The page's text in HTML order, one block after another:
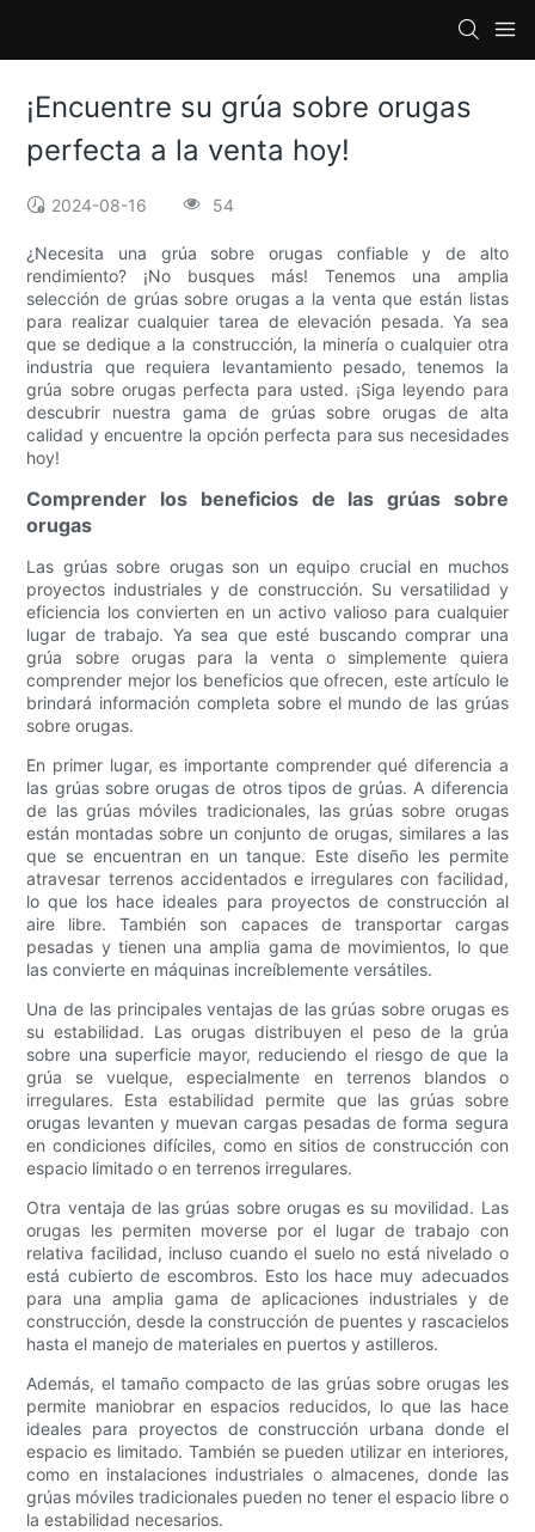
¡Encuentre su grúa sobre orugas
perfecta a la venta hoy!
2024-08-16 54
¿Necesita una grúa sobre orugas confiable y de alto
rendimiento? ¡No busques más! Tenemos una amplia
selección de grúas sobre orugas a la venta que están listas
para realizar cualquier tarea de elevación pesada. Ya sea
que se dedique a la construcción, la minería o cualquier otra
industria que requiera levantamiento pesado, tenemos la
grúa sobre orugas perfecta para usted. ¡Siga leyendo para
descubrir nuestra gama de grúas sobre orugas de alta
calidad y encuentre la opción perfecta para sus necesidades
hoy!
Comprender los beneficios de las grúas sobre
orugas
Las grúas sobre orugas son un equipo crucial en muchos
proyectos industriales y de construcción. Su versatilidad y
eficiencia los convierten en un activo valioso para cualquier
lugar de trabajo. Ya sea que esté buscando comprar una
grúa sobre orugas para la venta o simplemente quiera
comprender mejor los beneficios que ofrecen, este artículo le
brindará información completa sobre el mundo de las grúas
sobre orugas.
En primer lugar, es importante comprender qué diferencia a
las grúas sobre orugas de otros tipos de grúas. A diferencia
de las grúas móviles tradicionales, las grúas sobre orugas
están montadas sobre un conjunto de orugas, similares a las
que se encuentran en un tanque. Este diseño les permite
atravesar terrenos accidentados e irregulares con facilidad,
lo que los hace ideales para proyectos de construcción al
aire libre. También son capaces de transportar cargas
pesadas y tienen una amplia gama de movimientos, lo que
las convierte en máquinas increíblemente versátiles.
Una de las principales ventajas de las grúas sobre orugas es
su estabilidad. Las orugas distribuyen el peso de la grúa
sobre una superficie mayor, reduciendo el riesgo de que la
grúa se vuelque, especialmente en terrenos blandos o
irregulares. Esta estabilidad permite que las grúas sobre
orugas levanten y muevan cargas pesadas de forma segura
en condiciones difíciles, como en sitios de construcción con
espacio limitado o en terrenos irregulares.
Otra ventaja de las grúas sobre orugas es su movilidad. Las
orugas les permiten moverse por el lugar de trabajo con
relativa facilidad, incluso cuando el suelo no está nivelado o
está cubierto de escombros. Esto los hace muy adecuados
para una amplia gama de aplicaciones industriales y de
construcción, desde la construcción de puentes y rascacielos
hasta el manejo de materiales en puertos y astilleros.
Además, el tamaño compacto de las grúas sobre orugas les
permite maniobrar en espacios reducidos, lo que las hace
ideales para proyectos de construcción urbana donde el
espacio es limitado. También se pueden utilizar en interiores,
como en instalaciones industriales o almacenes, donde las
grúas móviles tradicionales pueden no tener el espacio libre o
la estabilidad necesarios.